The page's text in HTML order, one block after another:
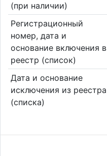
(при наличии)
Регистрационный
номер, дата и
основание включения в
реестр (список)
Дата и основание
исключения из реестра
(списка)